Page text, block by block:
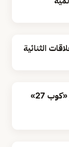
الثنائية
مصر.. بدء وصول القادة إلى مؤتمر المناخ «كوب 27»